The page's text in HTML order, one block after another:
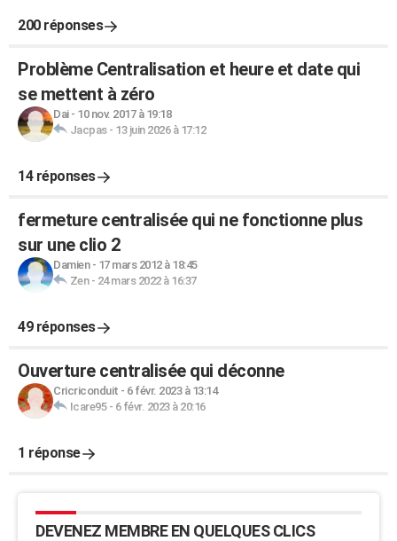
200 réponses
Problème Centralisation et heure et date qui
se mettent à zéro
Dai- 10 nov. 2017 à 19:18
Jacpas- 13 juin 2026 à 17:12
14 réponses
fermeture centralisée qui ne fonctionne plus
sur une clio 2
Damien- 17 mars 2012 à 18:45
Zen- 24 mars 2022 à 16:37
49 réponses
Ouverture centralisée qui déconne
Cricriconduit - 6 févr. 2023 à 13:14
Icare95- 6 févr. 2023 à 20:16
1 réponse
DEVENEZ MEMBRE EN QUELQUES CLICS